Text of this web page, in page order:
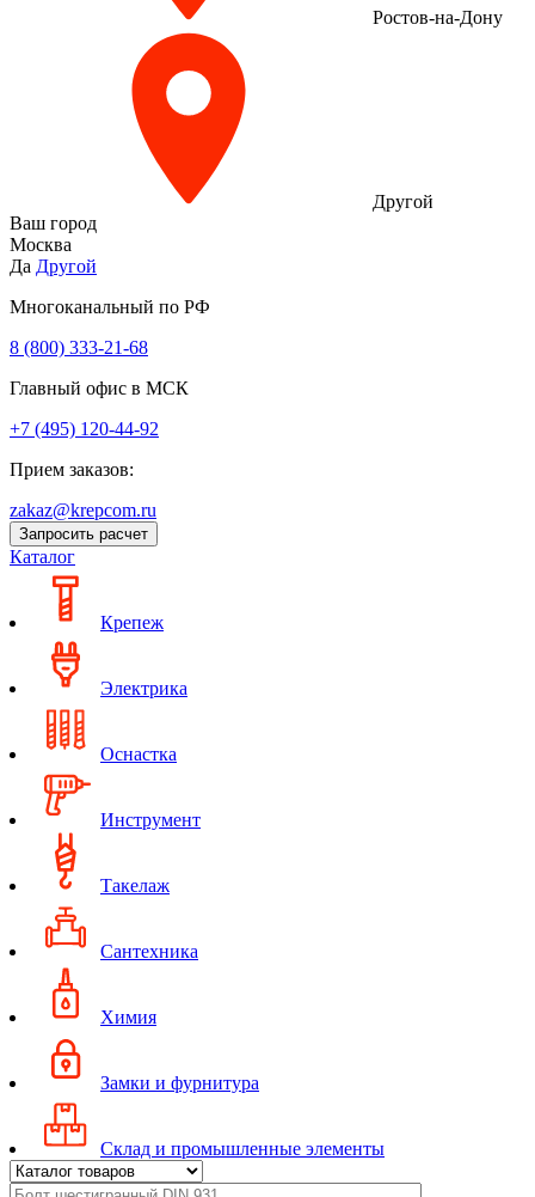
Ростов-на-Дону
Другой
Ваш город
Москва
Да Другой
Многоканальный по РФ
8 (800) 333‑21-68
Главный офис в МСК
+7 (495) 120-44-92
Прием заказов:
zakaz@krepcom.ru
Запросить расчет
Каталог
Крепеж
Электрика
Оснастка
Инструмент
Такелаж
Сантехника
Химия
Замки и фурнитура
Склад и промышленные элементы